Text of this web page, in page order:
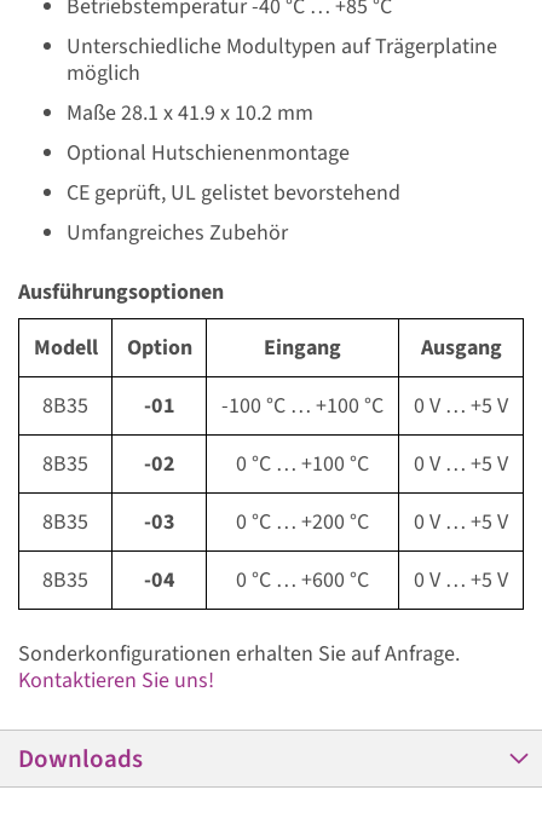
Unterschiedliche Modultypen auf Trägerplatine
möglich
Maße 28.1 x 41.9 x 10.2 mm
Optional Hutschienenmontage
CE geprüft, UL gelistet bevorstehend
Umfangreiches Zubehör
Ausführungsoptionen
Modell
Option Eingang
Ausgang
8B35
-01 -100 °C … +100 °C
0 V … +5 V
8B35
-02 0 °C … +100 °C
0 V … +5 V
8B35
-03 0 °C … +200 °C
0 V … +5 V
8B35
-04 0 °C … +600 °C 0 V … +5 V
Sonderkonfigurationen erhalten Sie auf Anfrage.
Kontaktieren Sie uns!
Downloads